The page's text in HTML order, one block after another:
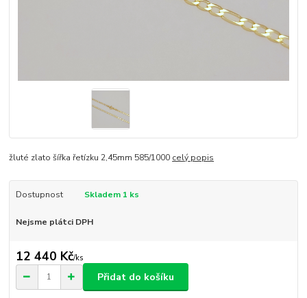
žluté zlato šířka řetízku 2,45mm 585/1000 celý popis
Dostupnost Skladem 1 ks
Nejsme plátci DPH
12 440 Kč/ks
Přidat do košíku